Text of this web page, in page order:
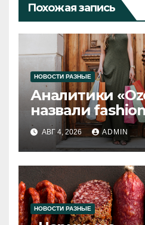
Похожая запись
НОВОСТИ РАЗНЫЕ
Аналитики
назвали
2026 года
АВГ 4, 2026 ADMIN
НОВОСТИ РАЗНЫЕ